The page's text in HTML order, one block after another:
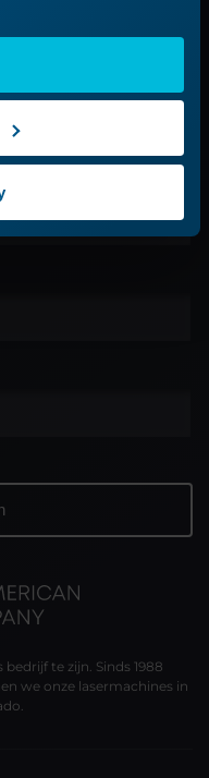
te zijn. Sinds 1988
we onze lasermachines in